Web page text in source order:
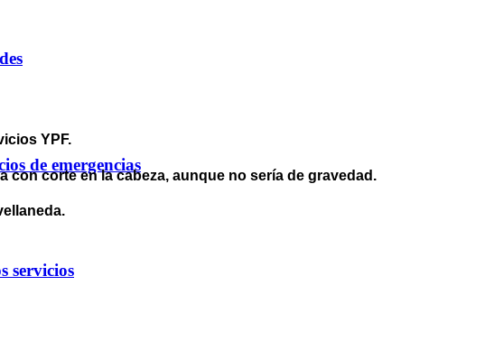
de emergencias
servicios
YPF.
corte en la cabeza, aunque no sería de gravedad.